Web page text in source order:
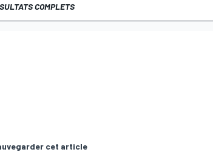
COMPLETS
cet article